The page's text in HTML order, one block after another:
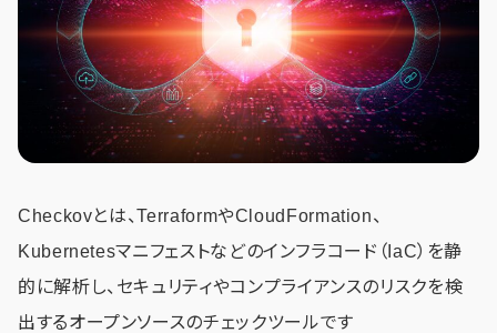
Checkovとは、TerraformやCloudFormation、
Kubernetesマニフェストなどのインフラコード（IaC）を静
的に解析し、セキュリティやコンプライアンスのリスクを検
出するオープンソースのチェックツールです